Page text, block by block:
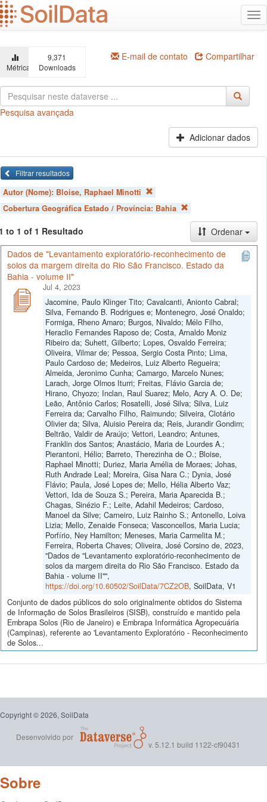
Ir
para
o
principal
Métricas
9,371
Downloads
E-mail de contato Compartilhar
Pesquisa avançada
Adicionar dados
Filtrar resultados
Autor (Nome): Bloise, Raphael Minotti
Cobertura Geográfica Estado / Província: Bahia
to 1 of 1 Resultado
Ordenar
Dados de "Levantamento exploratório-reconhecimento de
solos da margem direita do Rio São Francisco. Estado da
Bahia - volume II"
Jul 4, 2023
Jacomine, Paulo Klinger Tito; Cavalcanti, Anionto Cabral;
Silva, Fernando B. Rodrigues e; Montenegro, José Onaldo;
Formiga, Rheno Amaro; Burgos, Nivaldo; Mélo Filho,
Heraclio Fernandes Raposo de; Costa, Arnaldo Moniz
Ribeiro da; Suhett, Gilberto; Lopes, Osvaldo Ferreira;
Oliveira, Vilmar de; Pessoa, Sergio Costa Pinto; Lima,
Paulo Cardoso de; Medeiros, Luiz Alberto Regueira;
Almeida, Jeronimo Cunha; Camargo, Marcelo Nunes;
Larach, Jorge Olmos Iturri; Freitas, Flávio Garcia de;
Hirano, Chyozo; Inclan, Raul Suarez; Melo, Acry A. O. De;
Leão, Antônio Carlos; Rosatelli, José Silva; Silva, Luiz
Ferreira da; Carvalho Filho, Raimundo; Silveira, Clotário
Olivier da; Silva, Aluisio Pereira da; Reis, Jurandir Gondim;
Beltrão, Valdir de Araújo; Vettori, Leandro; Antunes,
Franklin dos Santos; Anastácio, Maria de Lourdes A.;
Pierantoni, Hélio; Barreto, Therezinha de O.; Bloise,
Raphael Minotti; Duriez, Maria Amélia de Moraes; Johas,
Ruth Andrade Leal; Moreira, Gisa Nara C.; Dynia, José
Flávio; Paula, José Lopes de; Mello, Hélia Alberto Vaz;
Vettori, Ida de Souza S.; Pereira, Maria Aparecida B.;
Chagas, Sinézio F.; Leite, Adahil Medeiros; Cardoso,
Manoel da Silve; Carneiro, Luiz Rainho S.; Antonello, Loiva
Lizia; Mello, Zenaide Fonseca; Vasconcellos, Maria Lucia;
Porfírio, Ney Hamilton; Meneses, Maria Carmelita M.;
Ferreira, Roberta Chaves; Oliveira, José Corsino de, 2023,
"Dados de "Levantamento exploratório-reconhecimento de
solos da margem direita do Rio São Francisco. Estado da
Bahia - volume II"",
https://doi.org/10.60502/SoilData/7CZ2OB, SoilData, V1
Conjunto de dados públicos do solo originalmente obtidos do Sistema
de Informação de Solos Brasileiros (SISB), construído e mantido pela
Embrapa Solos (Rio de Janeiro) e Embrapa Informática Agropecuária
(Campinas), referente ao 'Levantamento Exploratório - Reconhecimento
de Solos...
Copyright © 2026, SoilData
Desenvolvido por
v. 5.12.1 build 1122-cf90431
Sobre